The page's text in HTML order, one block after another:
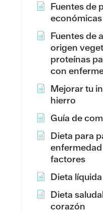
Fuentes de
económicas
Fuentes de
origen
proteínas
con
Mejorar tu
hierro
Guía de
Dieta para
factores
Dieta
Dieta
corazón